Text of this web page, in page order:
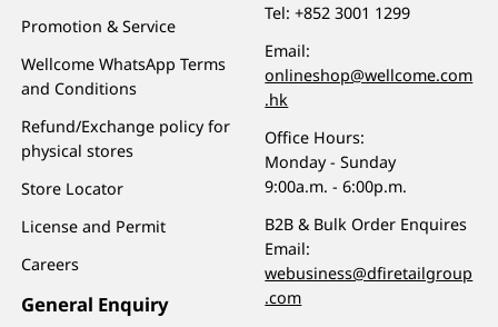
Promotion & Service
Wellcome WhatsApp Terms
and Conditions
Refund/Exchange policy for
physical stores
Store Locator
License and Permit
Careers
General Enquiry
Tel:+852 3001 1299
Email:
onlineshop@wellcome.com
.hk
Office Hours:
Monday - Sunday
9:00a.m. - 6:00p.m.
B2B & Bulk Order Enquires
Email:
webusiness@dfiretailgroup
.com